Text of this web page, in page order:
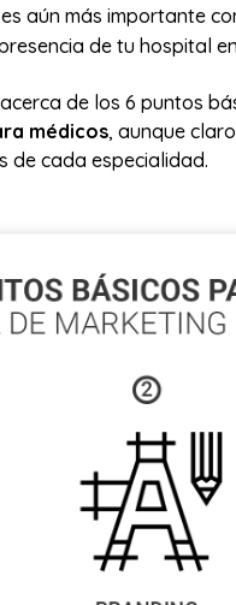
aún más importante
de tu hospital
de los 6 puntos
médicos, aunque
de cada especialidad.